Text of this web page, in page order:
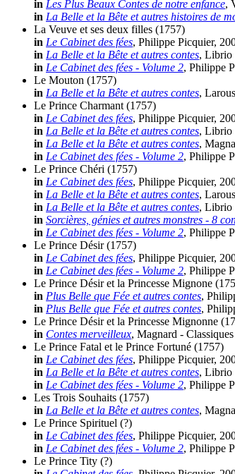
in Les Plus Beaux Contes de notre enfance,
in La Belle et la Bête et autres histoires de
La Veuve et ses deux filles (1757)
in Le Cabinet des fées, Philippe Picquier,
in La Belle et la Bête et autres contes, Librio
in Le Cabinet des fées - Volume 2, Philippe
Le Mouton (1757)
in La Belle et la Bête et autres contes,
Le Prince Charmant (1757)
in Le Cabinet des fées, Philippe Picquier,
in La Belle et la Bête et autres contes, Librio
in La Belle et la Bête et autres contes,
in Le Cabinet des fées - Volume 2, Philippe
Le Prince Chéri (1757)
in Le Cabinet des fées, Philippe Picquier,
in La Belle et la Bête et autres contes,
in La Belle et la Bête et autres contes, Librio
in Sorcières, génies et autres monstres - 8
in Le Cabinet des fées - Volume 2, Philippe
Le Prince Désir (1757)
in Le Cabinet des fées, Philippe Picquier,
in Le Cabinet des fées - Volume 2, Philippe
Le Prince Désir et la Princesse Mignone
in Plus Belle que Fée et autres contes,
in Plus Belle que Fée et autres contes,
Le Prince Désir et la Princesse Mignonne
in Contes merveilleux, Magnard -
Le Prince Fatal et le Prince Fortuné (1757)
in Le Cabinet des fées, Philippe Picquier,
in La Belle et la Bête et autres contes, Librio
in Le Cabinet des fées - Volume 2, Philippe
Les Trois Souhaits (1757)
in La Belle et la Bête et autres contes,
Le Prince Spirituel (?)
in Le Cabinet des fées, Philippe Picquier,
in Le Cabinet des fées - Volume 2, Philippe
Le Prince Tity (?)